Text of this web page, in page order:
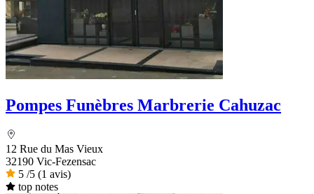
Pompes Funèbres Marbrerie Cahuzac
12 Rue du Mas Vieux
32190 Vic-Fezensac
5 /5 (1 avis)
top notes